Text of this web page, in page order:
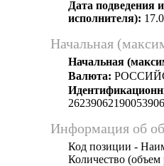
Дата подведения
исполнителя):
Начальная
Начальная
Валюта:
Информация об
Код позиции -
Количество (объем